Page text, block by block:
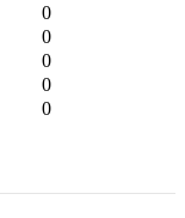
0
0
0
0
0